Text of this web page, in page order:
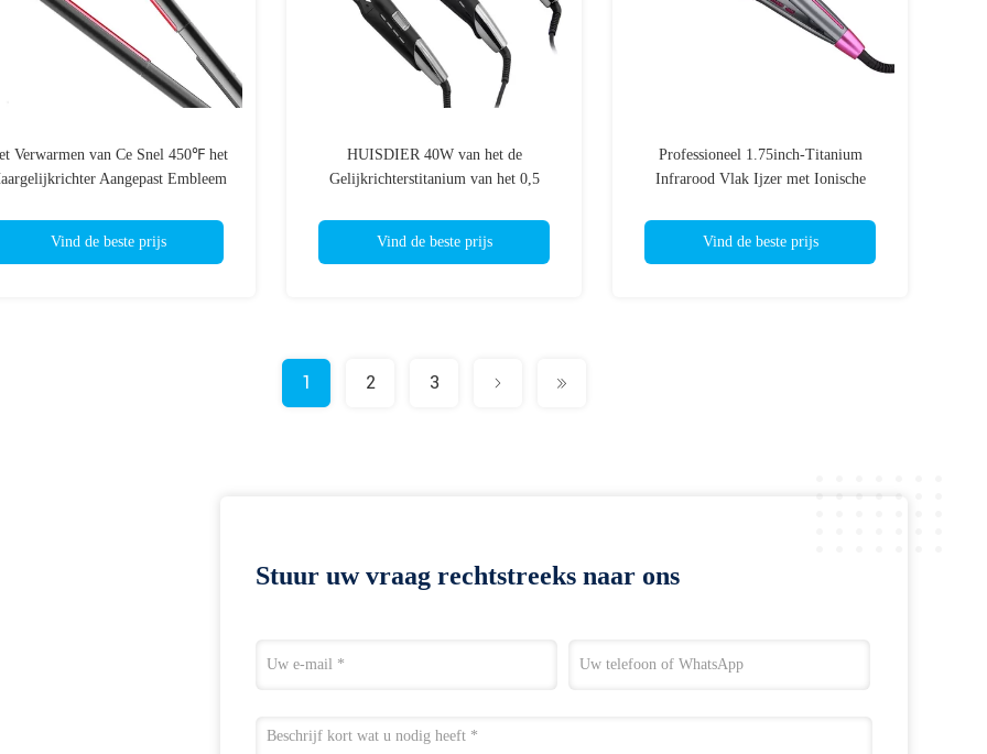
Verwarmen van Ce Snel 450℉ het
Aangepast Embleem
Vind de beste prijs
HUISDIER 40W van het de
Gelijkrichterstitanium van het 0,5
Vind de beste prijs
Professioneel 1.75inch-Titanium
Infrarood Vlak Ijzer met Ionische
Vind de beste prijs
1 2 3
Stuur uw vraag rechtstreeks naar ons